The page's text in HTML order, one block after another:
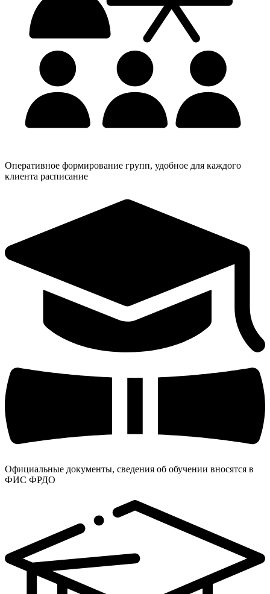
Оперативное формирование групп, удобное для каждого
клиента расписание
Официальные документы, сведения об обучении вносятся в
ФИС ФРДО